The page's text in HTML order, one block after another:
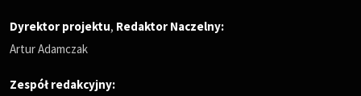
Dyrektor projektu, Redaktor Naczelny:
Artur Adamczak
Zespół redakcyjny: